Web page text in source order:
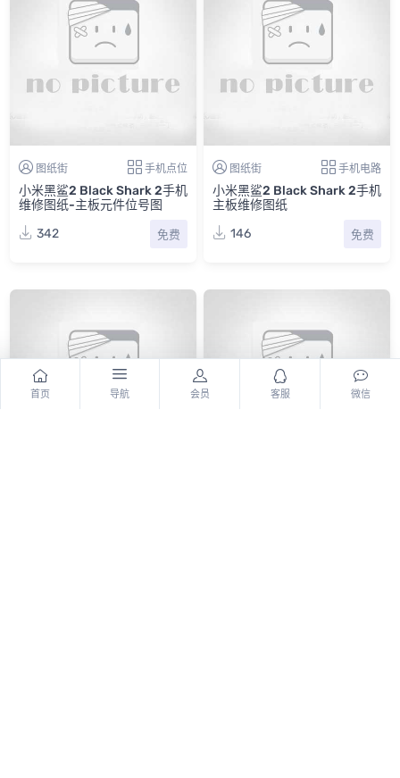
图纸街 手机点位
小米黑鲨2 Black Shark 2手机
维修图纸-主板元件位号图
342
免费
图纸街 手机电路
小米黑鲨2 Black Shark 2手机
主板维修图纸
146
免费
首页 导航 会员 客服 微信